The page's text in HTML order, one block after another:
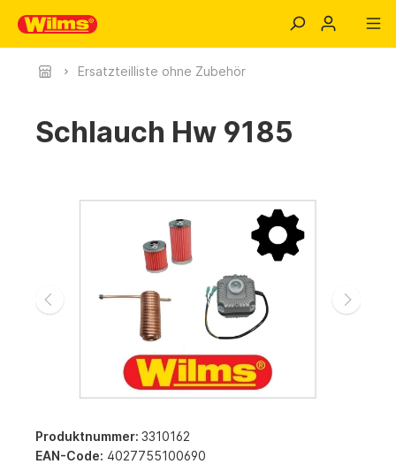
Ersatzteilliste ohne Zubehör
Schlauch Hw 9185
Produktnummer: 3310162
EAN-Code: 4027755100690